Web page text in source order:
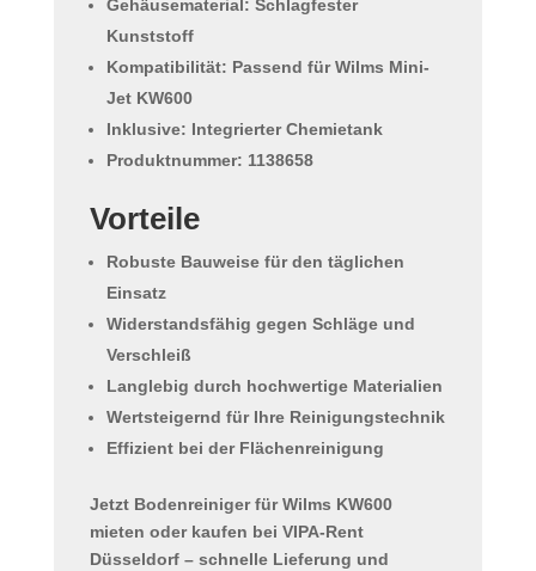
Gehäusematerial: Schlagfester
Kunststoff
Kompatibilität: Passend für Wilms Mini-
Jet KW600
Inklusive: Integrierter Chemietank
Produktnummer: 1138658
Vorteile
Robuste Bauweisefür den täglichen
Einsatz
Widerstandsfähig gegen Schläge und
Verschleiß
Langlebig durch hochwertige Materialien
Wertsteigernd für Ihre Reinigungstechnik
Effizientbei der Flächenreinigung
Jetzt Bodenreiniger für Wilms KW600
mieten oder kaufen bei VIPA-Rent
Düsseldorf– schnelle Lieferung und